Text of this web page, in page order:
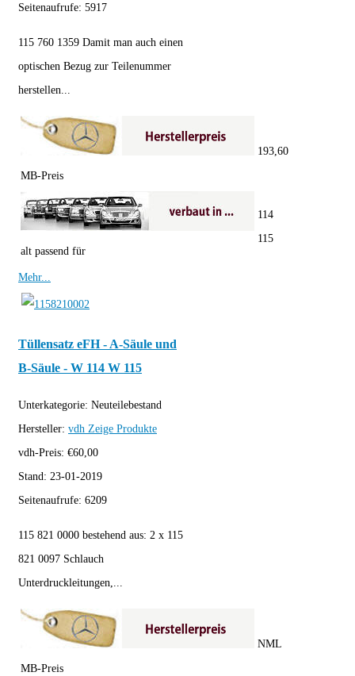
Seitenaufrufe: 5917
115 760 1359 Damit man auch einen
optischen Bezug zur Teilenummer
herstellen...
MB-Preis
193,60
alt passend für
114
115
Mehr...
Tüllensatz eFH - A-Säule und
B-Säule - W 114 W 115
Unterkategorie: Neuteilebestand
Hersteller: vdh Zeige Produkte
vdh-Preis: €60,00
Stand: 23-01-2019
Seitenaufrufe: 6209
115 821 0000 bestehend aus: 2 x 115
821 0097 Schlauch
Unterdruckleitungen,...
MB-Preis
NML